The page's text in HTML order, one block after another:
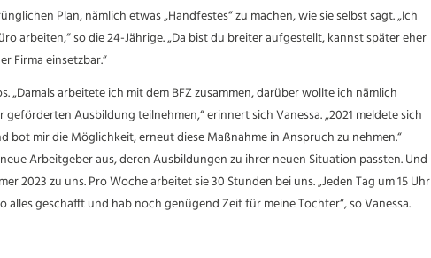
Plan, nämlich etwas „Handfestes“ zu machen, wie sie selbst sagt. „Ich
arbeiten,“ so die 24-Jährige. „Da bist du breiter aufgestellt, kannst später eher
Firma einsetzbar.“
„Damals arbeitete ich mit dem BFZ zusammen, darüber wollte ich nämlich
Ausbildung teilnehmen,“ erinnert sich Vanessa. „2021 meldete sich
bot mir die Möglichkeit, erneut diese Maßnahme in Anspruch zu nehmen.“
Arbeitgeber aus, deren Ausbildungen zu ihrer neuen Situation passten. Und
2023 zu uns. Pro Woche arbeitet sie 30 Stunden bei uns. „Jeden Tag um 15 Uhr
alles geschafft und hab noch genügend Zeit für meine Tochter“, so Vanessa.